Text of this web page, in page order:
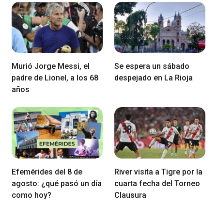
Murió Jorge Messi, el
padre de Lionel, a los 68
años
Se espera un sábado
despejado en La Rioja
Efemérides del 8 de
agosto: ¿qué pasó un día
como hoy?
River visita a Tigre por la
cuarta fecha del Torneo
Clausura